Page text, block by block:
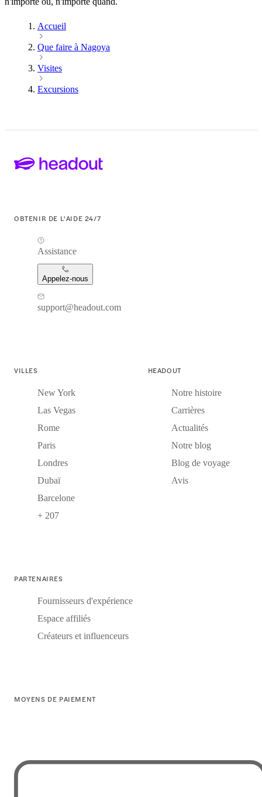
Accueil
Que faire à Nagoya
Visites
Excursions
OBTENIR DE L'AIDE 24/7
Assistance
Appelez-nous
support@headout.com
VILLES
New York
Las Vegas
Rome
Paris
Londres
Dubaï
Barcelone
+ 207
HEADOUT
Notre histoire
Carrières
Actualités
Notre blog
Blog de voyage
Avis
PARTENAIRES
Fournisseurs d'expérience
Espace affiliés
Créateurs et influenceurs
MOYENS DE PAIEMENT